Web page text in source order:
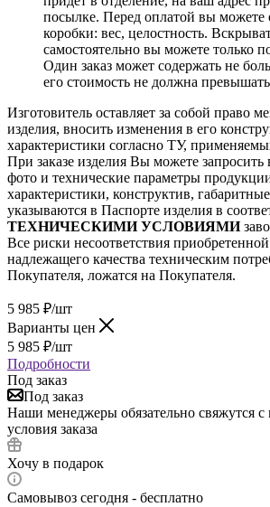
посылке. Перед оплатой вы можете
коробки: вес, целостность.
самостоятельно вы можете только
Один заказ может содержать не
его стоимость не должна
Изготовитель оставляет за собой право
изделия, вносить изменения в его
характеристики согласно ТУ,
При заказе изделия Вы можете
фото и технические параметры
характеристики, конструктив,
указываются в Паспорте изделия в
ТЕХНИЧЕСКИМИ УСЛОВИЯМИ
Все риски несоответствия
надлежащего качества техническим
Покупателя, ложатся на Покупателя.
5 985 ₽/шт
Варианты цен
5 985 ₽/шт
Подробности
Под заказ
Под заказ
Наши менеджеры обязательно свяжутся с
условия заказа
Хочу в подарок
Самовывоз сегодня - бесплатно